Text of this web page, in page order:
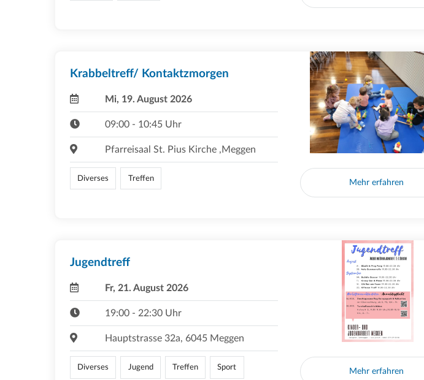
Krabbeltreff/ Kontaktzmorgen
Mi, 19. August 2026
09:00 - 10:45 Uhr
Pfarreisaal St. Pius Kirche ,Meggen
Diverses Treffen Mehr erfahren
Jugendtreff
Fr, 21. August 2026
19:00 - 22:30 Uhr
Hauptstrasse 32a, 6045 Meggen
Diverses Jugend Treffen Sport Mehr erfahren